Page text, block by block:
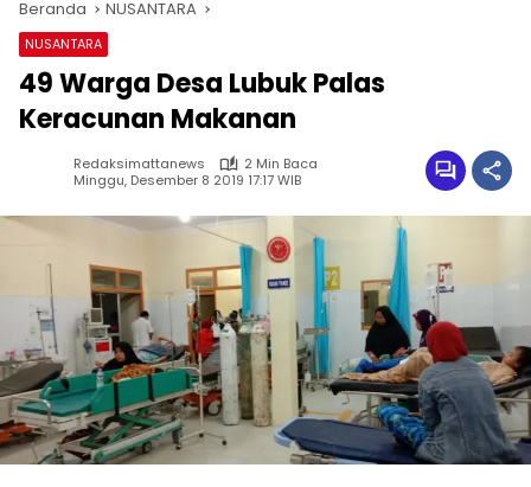
Beranda NUSANTARA
NUSANTARA
49 Warga Desa Lubuk Palas
Keracunan Makanan
Redaksimattanews
2 Min Baca
Minggu, Desember 8 2019 17:17 WIB